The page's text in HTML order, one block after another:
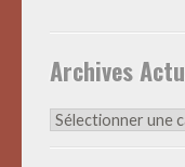
Archives
Archives